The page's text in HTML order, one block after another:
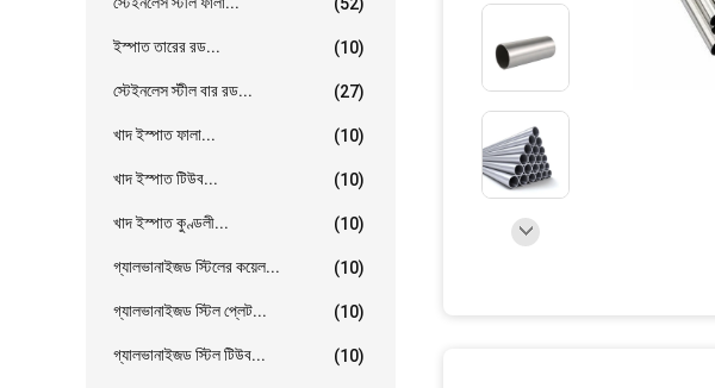
ইস্পাত তারের রড... (10)
স্টেইনলেস স্টীল বার রড... (27)
খাদ ইস্পাত ফালা... (10)
খাদ ইস্পাত টিউব... (10)
খাদ ইস্পাত কুণ্ডলী... (10)
গ্যালভানাইজড স্টিলের কয়েল... (10)
গ্যালভানাইজড স্টিল প্লেট... (10)
গ্যালভানাইজড স্টিল টিউব... (10)